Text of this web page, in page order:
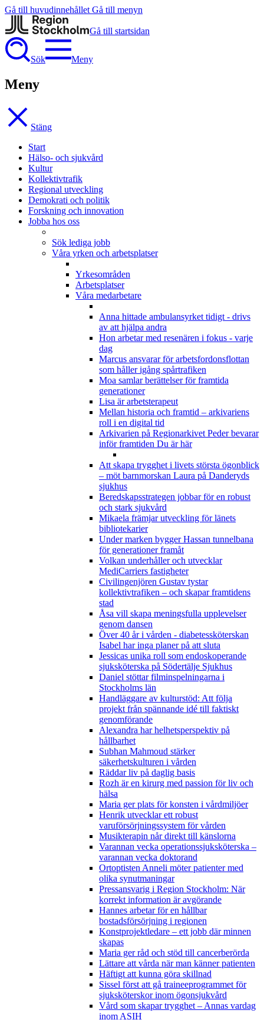
Gå till huvudinnehållet Gå till menyn
Gå till startsidan
Sök Meny
Meny
Stäng
Start
Hälso- och sjukvård
Kultur
Kollektivtrafik
Regional utveckling
Demokrati och politik
Forskning och innovation
Jobba hos oss
Sök lediga jobb
Våra yrken och arbetsplatser
Yrkesområden
Arbetsplatser
Våra medarbetare
Anna hittade ambulansyrket tidigt - drivs
av att hjälpa andra
Hon arbetar med resenären i fokus - varje
dag
Marcus ansvarar för arbetsfordonsflottan
som håller igång spårtrafiken
Moa samlar berättelser för framtida
generationer
Lisa är arbetsterapeut
Mellan historia och framtid – arkivariens
roll i en digital tid
Arkivarien på Regionarkivet Peder bevarar
inför framtiden Du är här
Att skapa trygghet i livets största ögonblick
– möt barnmorskan Laura på Danderyds
sjukhus
Beredskapsstrategen jobbar för en robust
och stark sjukvård
Mikaela främjar utveckling för länets
bibliotekarier
Under marken bygger Hassan tunnelbana
för generationer framåt
Volkan underhåller och utvecklar
MediCarriers fastigheter
Civilingenjören Gustav tystar
kollektivtrafiken – och skapar framtidens
stad
Åsa vill skapa meningsfulla upplevelser
genom dansen
Över 40 år i vården - diabetessköterskan
Isabel har inga planer på att sluta
Jessicas unika roll som endoskoperande
sjuksköterska på Södertälje Sjukhus
Daniel stöttar filminspelningarna i
Stockholms län
Handläggare av kulturstöd: Att följa
projekt från spännande idé till faktiskt
genomförande
Alexandra har helhetsperspektiv på
hållbarhet
Subhan Mahmoud stärker
säkerhetskulturen i vården
Räddar liv på daglig basis
Rozh är en kirurg med passion för liv och
hälsa
Maria ger plats för konsten i vårdmiljöer
Henrik utvecklar ett robust
varuförsörjningssystem för vården
Musikterapin når direkt till känslorna
Varannan vecka operationssjuksköterska –
varannan vecka doktorand
Ortoptisten Anneli möter patienter med
olika synutmaningar
Pressansvarig i Region Stockholm: När
korrekt information är avgörande
Hannes arbetar för en hållbar
bostadsförsörjning i regionen
Konstprojektledare – ett jobb där minnen
skapas
Maria ger råd och stöd till cancerberörda
Lättare att vårda när man känner patienten
Häftigt att kunna göra skillnad
Sissel först att gå traineeprogrammet för
sjuksköterskor inom ögonsjukvård
Vård som skapar trygghet – Annas vardag
inom ASIH